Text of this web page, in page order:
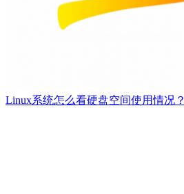
Linux系统怎么看硬盘空间使用情况？